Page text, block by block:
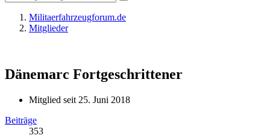
Militaerfahrzeugforum.de
Mitglieder
Dänemarc Fortgeschrittener
Mitglied seit 25. Juni 2018
Beiträge
353